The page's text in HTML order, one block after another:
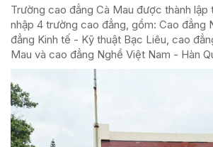
Trường cao đẳng Cà Mau được thành lập
nhập 4 trường cao đẳng, gồm: Cao đẳng
đẳng Kinh tế - Kỹ thuật Bạc Liêu, cao
Mau và cao đẳng Nghề Việt Nam - Hàn